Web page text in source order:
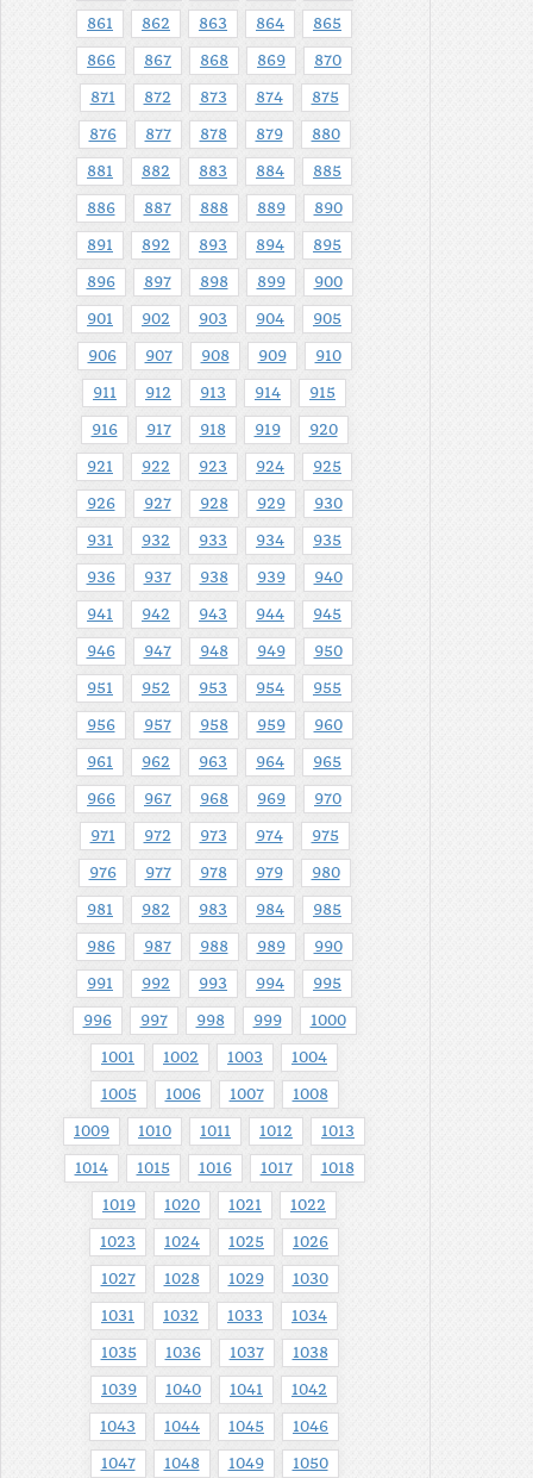
861 862 863 864 865
866 867 868 869 870
871 872 873 874 875
876 877 878 879 880
881 882 883 884 885
886 887 888 889 890
891 892 893 894 895
896 897 898 899 900
901 902 903 904 905
906 907 908 909 910
911 912 913 914 915
916 917 918 919 920
921 922 923 924 925
926 927 928 929 930
931 932 933 934 935
936 937 938 939 940
941 942 943 944 945
946 947 948 949 950
951 952 953 954 955
956 957 958 959 960
961 962 963 964 965
966 967 968 969 970
971 972 973 974 975
976 977 978 979 980
981 982 983 984 985
986 987 988 989 990
991 992 993 994 995
996 997 998 999 1000
1001 1002 1003 1004
1005 1006 1007 1008
1009 1010 1011 1012 1013
1014 1015 1016 1017 1018
1019 1020 1021 1022
1023 1024 1025 1026
1027 1028 1029 1030
1031 1032 1033 1034
1035 1036 1037 1038
1039 1040 1041 1042
1043 1044 1045 1046
1047 1048 1049 1050